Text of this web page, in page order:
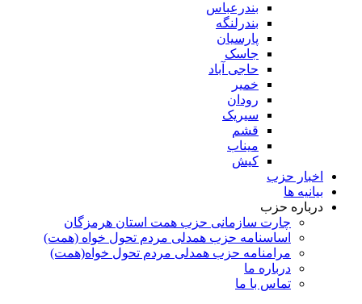
بندرعباس
بندرلنگه
پارسیان
جاسک
حاجی آباد
خمیر
رودان
سیریک
قشم
میناب
کیش
اخبار حزب
بیانیه ها
درباره حزب
چارت سازمانی حزب همت استان هرمزگان
اساسنامه حزب همدلی مردم تحول خواه (همت)
مرامنامه حزب همدلی مردم تحول خواه(همت)
درباره ما
تماس با ما